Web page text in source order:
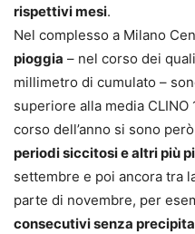
rispettivi mesi.
Nel complesso a Milano
pioggia – nel corso dei
millimetro di cumulato –
superiore alla media CLINO
corso dell’anno si sono
periodi siccitosi e altri più
settembre e poi ancora tra
parte di novembre, per
consecutivi senza